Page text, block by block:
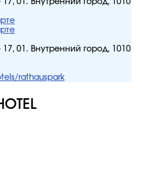
17, 01. Внутренний город, 1010
17, 01. Внутренний город, 1010
rathauspark